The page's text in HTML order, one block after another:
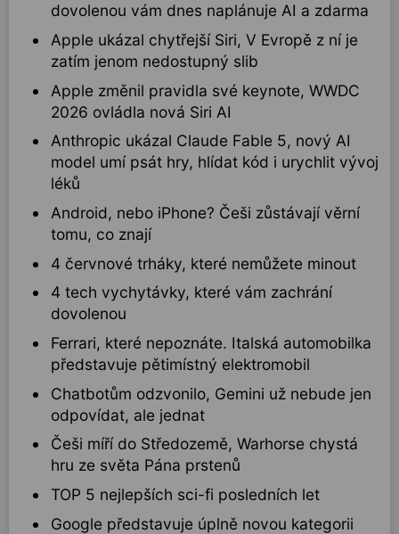
dovolenou vám dnes naplánuje AI a zdarma
Apple ukázal chytřejší Siri, V Evropě z ní je
zatím jenom nedostupný slib
Apple změnil pravidla své keynote, WWDC
2026 ovládla nová Siri AI
Anthropic ukázal Claude Fable 5, nový AI
model umí psát hry, hlídat kód i urychlit vývoj
léků
Android, nebo iPhone? Češi zůstávají věrní
tomu, co znají
4 červnové trháky, které nemůžete minout
4 tech vychytávky, které vám zachrání
dovolenou
Ferrari, které nepoznáte. Italská automobilka
představuje pětimístný elektromobil
Chatbotům odzvonilo, Gemini už nebude jen
odpovídat, ale jednat
Češi míří do Středozemě, Warhorse chystá
hru ze světa Pána prstenů
TOP 5 nejlepších sci-fi posledních let
Google představuje úplně novou kategorii